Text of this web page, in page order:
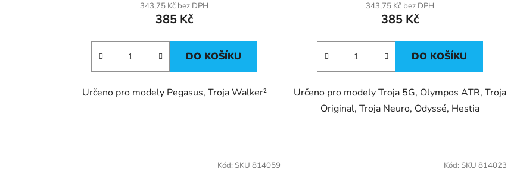
343,75 Kč bez DPH
385 Kč
DO KOŠÍKU
Určeno pro modely Pegasus, Troja Walker²
343,75 Kč bez DPH
385 Kč
DO KOŠÍKU
Určeno pro modely Troja 5G, Olympos ATR, Troja
Original, Troja Neuro, Odyssé, Hestia
Kód:SKU 814059 Kód: SKU 814023